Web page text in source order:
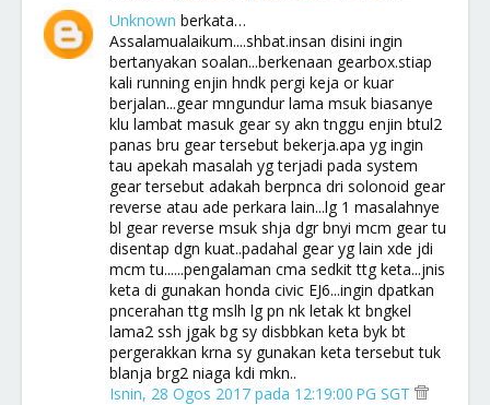
Unknown berkata…
Assalamualaikum....shbat.insan disini ingin
bertanyakan soalan...berkenaan gearbox.stiap
kali running enjin hndk pergi keja or kuar
berjalan...gear mngundur lama msuk biasanye
klu lambat masuk gear sy akn tnggu enjin btul2
panas bru gear tersebut bekerja.apa yg ingin
tau apekah masalah yg terjadi pada system
gear tersebut adakah berpnca dri solonoid gear
reverse atau ade perkara lain...lg 1 masalahnye
bl gear reverse msuk shja dgr bnyi mcm gear tu
disentap dgn kuat..padahal gear yg lain xde jdi
mcm tu......pengalaman cma sedkit ttg keta...jnis
keta di gunakan honda civic EJ6...ingin dpatkan
pncerahan ttg mslh lg pn nk letak kt bngkel
lama2 ssh jgak bg sy disbbkan keta byk bt
pergerakkan krna sy gunakan keta tersebut tuk
blanja brg2 niaga kdi mkn..
Isnin, 28 Ogos 2017 pada 12:19:00 PG SGT